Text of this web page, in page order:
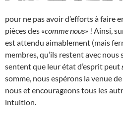
pour ne pas avoir d’efforts à faire
pièces des «comme nous» ! Ainsi,
est attendu aimablement (mais
membres, qu’ils restent avec nous
sentent que leur état d’esprit peut
somme, nous espérons la venue
nous et encourageons tous les
intuition.